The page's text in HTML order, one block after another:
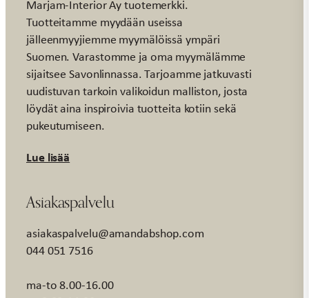
Marjam-Interior Ay tuotemerkki.
Tuotteitamme myydään useissa
jälleenmyyjiemme myymälöissä ympäri
Suomen. Varastomme ja oma myymälämme
sijaitsee Savonlinnassa. Tarjoamme jatkuvasti
uudistuvan tarkoin valikoidun malliston, josta
löydät aina inspiroivia tuotteita kotiin sekä
pukeutumiseen.
Lue lisää
Asiakaspalvelu
asiakaspalvelu@amandabshop.com
044 051 7516
ma-to 8.00-16.00